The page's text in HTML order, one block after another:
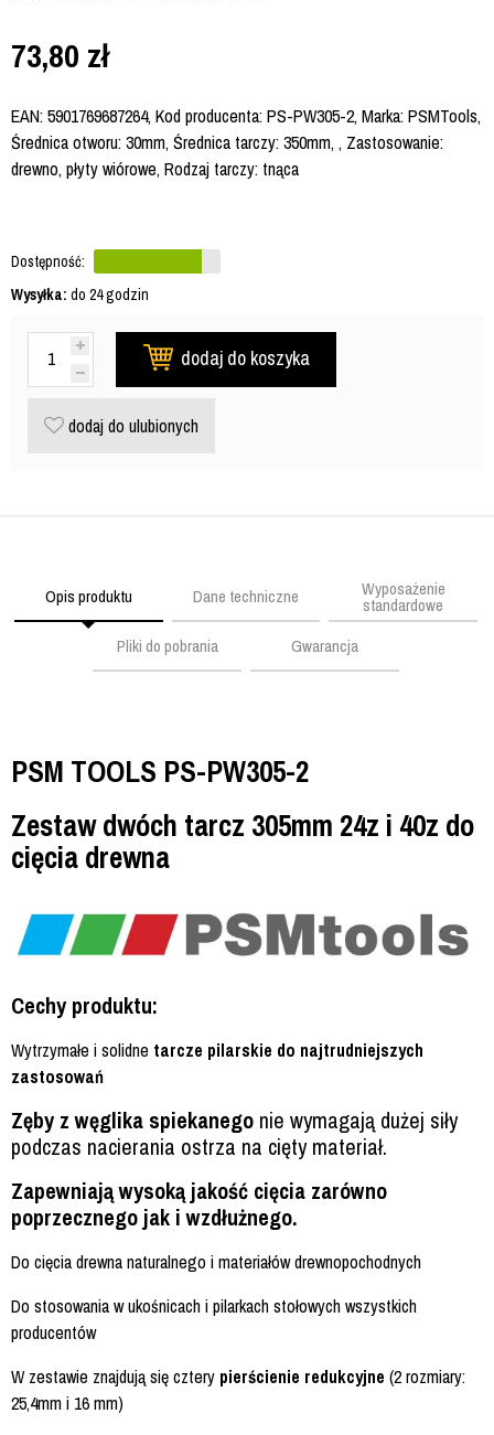
73,80 zł
EAN: 5901769687264, Kod producenta: PS-PW305-2, Marka: PSMTools,
Średnica otworu: 30mm, Średnica tarczy: 350mm, , Zastosowanie:
drewno, płyty wiórowe, Rodzaj tarczy: tnąca
Dostępność:
Wysyłka: do 24 godzin
dodaj do koszyka
dodaj do ulubionych
Opis produktu Dane techniczne Wyposażenie
standardowe
Pliki do pobrania
Gwarancja
PSM TOOLS PS-PW305-2
Zestaw dwóch tarcz 305mm 24z i 40z do
cięcia drewna
Cechy produktu:
Wytrzymałe i solidne tarcze pilarskie do najtrudniejszych
zastosowań
Zęby z węglika spiekanego nie wymagają dużej siły
podczas nacierania ostrza na cięty materiał.
Zapewniają wysoką jakość cięcia zarówno
poprzecznego jak i wzdłużnego.
Do cięcia drewna naturalnego i materiałów drewnopochodnych
Do stosowania w ukośnicach i pilarkach stołowych wszystkich
producentów
W zestawie znajdują się cztery pierścienie redukcyjne (2 rozmiary:
25,4mm i 16 mm)